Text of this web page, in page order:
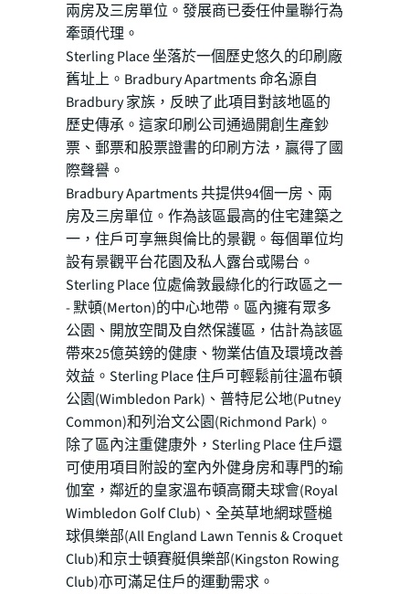
兩房及三房單位。發展商已委任仲量聯行為
牽頭代理。
Sterling Place 坐落於一個歷史悠久的印刷廠
舊址上。Bradbury Apartments 命名源自
Bradbury 家族，反映了此項目對該地區的
歷史傳承。這家印刷公司通過開創生產鈔
票、郵票和股票證書的印刷方法，贏得了國
際聲譽。
Bradbury Apartments 共提供94個一房、兩
房及三房單位。作為該區最高的住宅建築之
一，住戶可享無與倫比的景觀。每個單位均
設有景觀平台花園及私人露台或陽台。
Sterling Place 位處倫敦最綠化的行政區之一
- 默頓(Merton)的中心地帶。區內擁有眾多
公園、開放空間及自然保護區，估計為該區
帶來25億英鎊的健康、物業估值及環境改善
效益。Sterling Place 住戶可輕鬆前往溫布頓
公園(Wimbledon Park)、普特尼公地(Putney
Common)和列治文公園(Richmond Park)。
除了區內注重健康外，Sterling Place 住戶還
可使用項目附設的室內外健身房和專門的瑜
伽室，鄰近的皇家溫布頓高爾夫球會(Royal
Wimbledon Golf Club)、全英草地網球暨槌
球俱樂部(All England Lawn Tennis & Croquet
Club)和京士頓賽艇俱樂部(Kingston Rowing
Club)亦可滿足住戶的運動需求。